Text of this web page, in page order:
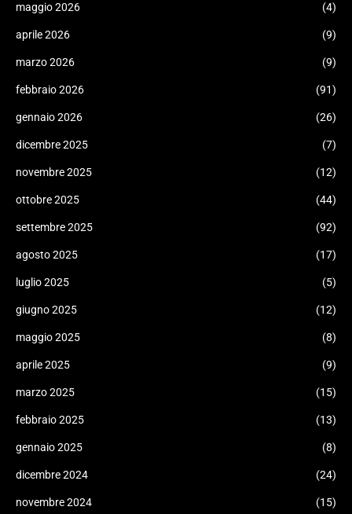
maggio 2026 (4)
aprile 2026 (9)
marzo 2026 (9)
febbraio 2026 (91)
gennaio 2026 (26)
dicembre 2025 (7)
novembre 2025 (12)
ottobre 2025 (44)
settembre 2025 (92)
agosto 2025 (17)
luglio 2025 (5)
giugno 2025 (12)
maggio 2025 (8)
aprile 2025 (9)
marzo 2025 (15)
febbraio 2025 (13)
gennaio 2025 (8)
dicembre 2024 (24)
novembre 2024 (15)